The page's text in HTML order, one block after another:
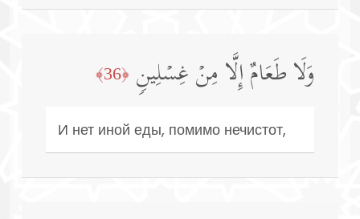
وَلَا طَعَامٌ إِلَّا مِنۡ غِسۡلِینࣲ ﴿36﴾
И нет иной еды, помимо нечистот,